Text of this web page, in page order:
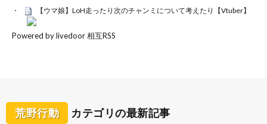
【ウマ娘】LoH走ったり次のチャンミについて考えたり【Vtuber】
Powered by livedoor 相互RSS
荒野行動 カテゴリの最新記事